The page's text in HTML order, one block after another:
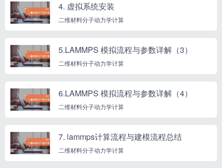
4. 虚拟系统安装
二维材料分子动力学计算
5.LAMMPS 模拟流程与参数详解（3）
二维材料分子动力学计算
6.LAMMPS 模拟流程与参数详解（4）
二维材料分子动力学计算
7. lammps计算流程与建模流程总结
二维材料分子动力学计算